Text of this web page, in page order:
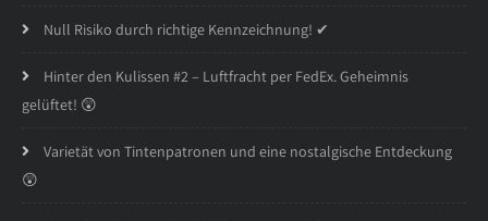
Null Risiko durch richtige Kennzeichnung! ✔
Hinter den Kulissen #2 – Luftfracht per FedEx. Geheimnis
gelüftet! 😲
Varietät von Tintenpatronen und eine nostalgische Entdeckung
😲